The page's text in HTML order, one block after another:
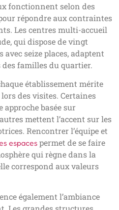
fonctionnent selon des
répondre aux contraintes
Les centres multi-accueil
qui dispose de vingt
avec seize places, adaptent
familles du quartier.
établissement mérite
des visites. Certaines
basée sur
mettent l’accent sur les
Rencontrer l’équipe et
espaces permet de se faire
qui règne dans la
correspond aux valeurs
également l’ambiance